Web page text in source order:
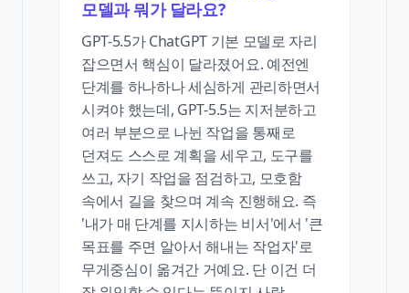
모델과 뭐가 달라요?
GPT-5.5가 ChatGPT 기본 모델로 자리
잡으면서 핵심이 달라졌어요. 예전엔
단계를 하나하나 세심하게 관리하면서
시켜야 했는데, GPT-5.5는 지저분하고
여러 부분으로 나뉜 작업을 통째로
던져도 스스로 계획을 세우고, 도구를
쓰고, 자기 작업을 점검하고, 모호함
속에서 길을 찾으며 계속 진행해요. 즉
'내가 매 단계를 지시하는 비서'에서 '큰
목표를 주면 알아서 해내는 작업자'로
무게중심이 옮겨간 거예요. 단 이건 더